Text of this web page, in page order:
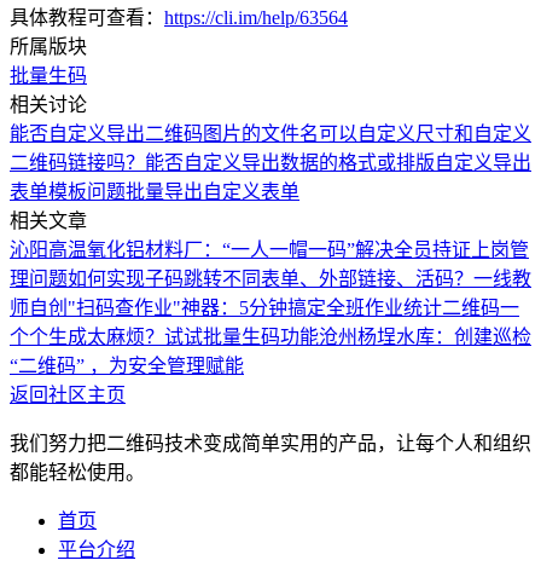
具体教程可查看： https://cli.im/help/63564
所属版块
批量生码
相关讨论
能否自定义导出二维码图片的文件名可以自定义尺寸和自定义
二维码链接吗？ 能否自定义导出数据的格式或排版自定义导出
表单模板问题批量导出自定义表单
相关文章
沁阳高温氧化铝材料厂：“一人一帽一码”解决全员持证上岗管
理问题如何实现子码跳转不同表单、外部链接、活码？ 一线教
师自创"扫码查作业"神器：5分钟搞定全班作业统计二维码一
个个生成太麻烦？试试批量生码功能沧州杨埕水库：创建巡检
“二维码” ，为安全管理赋能
返回社区主页
我们努力把二维码技术变成简单实用的产品，让每个人和组织
都能轻松使用。
首页
平台介绍